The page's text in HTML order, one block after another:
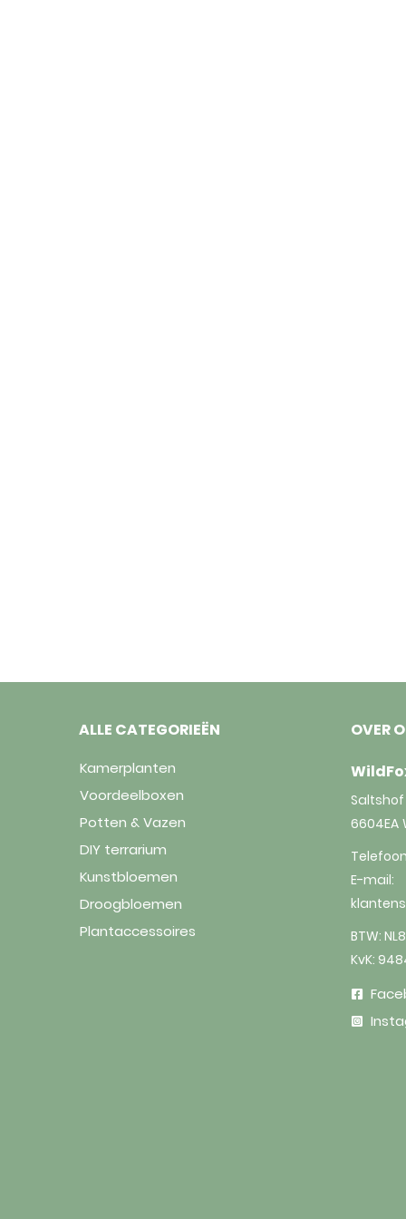
ALLE CATEGORIEËN
Kamerplanten
Voordeelboxen
Potten & Vazen
DIY terrarium
Kunstbloemen
Droogbloemen
Plantaccessoires
OVER
Saltshof
6604EA
E-mail:
BTW:
KvK: